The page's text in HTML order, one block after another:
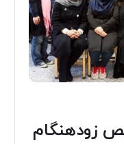
زودهنگام